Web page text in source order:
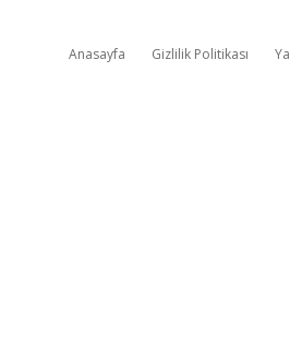
Anasayfa Gizlilik Politikası